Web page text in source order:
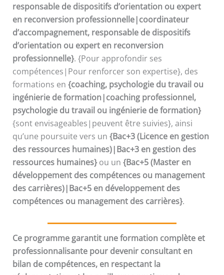
responsable de dispositifs d’orientation ou expert
en reconversion professionnelle|coordinateur
d’accompagnement, responsable de dispositifs
d’orientation ou expert en reconversion
professionnelle}. {Pour approfondir ses
compétences|Pour renforcer son expertise}, des
formations en {coaching, psychologie du travail ou
ingénierie de formation|coaching professionnel,
psychologie du travail ou ingénierie de formation}
{sont envisageables|peuvent être suivies}, ainsi
qu’une poursuite vers un {Bac+3 (Licence en gestion
des ressources humaines)|Bac+3 en gestion des
ressources humaines}ou un {Bac+5 (Master en
développement des compétences ou management
des carrières)|Bac+5 en développement des
compétences ou management des carrières}.
Ce programme garantit une formation complète et
professionnalisante pour devenir consultant en
bilan de compétences, en respectant la